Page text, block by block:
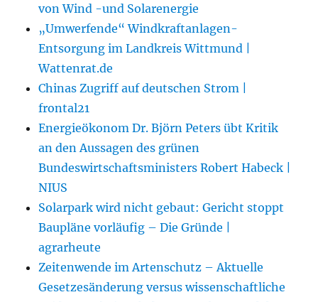
von Wind -und Solarenergie
„Umwerfende“ Windkraftanlagen-
Entsorgung im Landkreis Wittmund |
Wattenrat.de
Chinas Zugriff auf deutschen Strom |
frontal21
Energieökonom Dr. Björn Peters übt Kritik
an den Aussagen des grünen
Bundeswirtschaftsministers Robert Habeck |
NIUS
Solarpark wird nicht gebaut: Gericht stoppt
Baupläne vorläufig – Die Gründe |
agrarheute
Zeitenwende im Artenschutz – Aktuelle
Gesetzesänderung versus wissenschaftliche